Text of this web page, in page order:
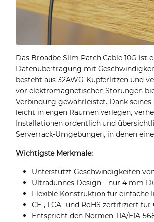
Das Broadbe Slim Patch Cable 10G ist
Datenübertragung mit
besteht aus 32AWG-Kupferlitzen und
vor elektromagnetischen Störungen
Verbindung gewährleistet. Dank
leicht in engen Räumen verlegen,
Installationen ordentlich und
Serverrack-Umgebungen, in denen
Wichtigste Merkmale:
Unterstützt Geschwindigkeiten von
Ultradünnes Design – nur 4 mm
Flexible Konstruktion für einfache
CE-, FCA- und RoHS-zertifiziert
Entspricht den Normen TIA/EIA-